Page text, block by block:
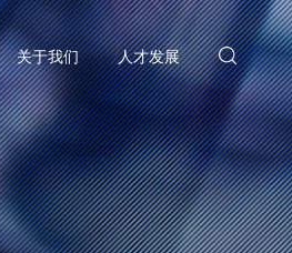
关于我们 人才发展